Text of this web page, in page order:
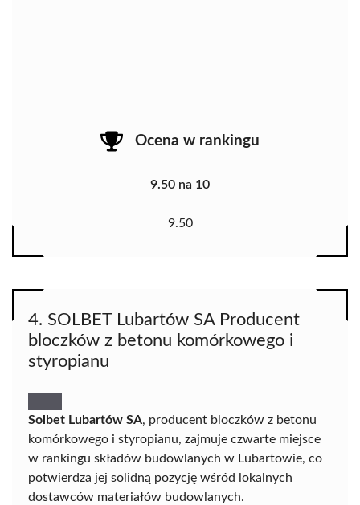
Ocena w rankingu
9.50 na 10
9.50
4. SOLBET Lubartów SA Producent
bloczków z betonu komórkowego i
styropianu
Solbet Lubartów SA, producent bloczków z betonu
komórkowego i styropianu, zajmuje czwarte miejsce
w rankingu składów budowlanych w Lubartowie, co
potwierdza jej solidną pozycję wśród lokalnych
dostawców materiałów budowlanych.